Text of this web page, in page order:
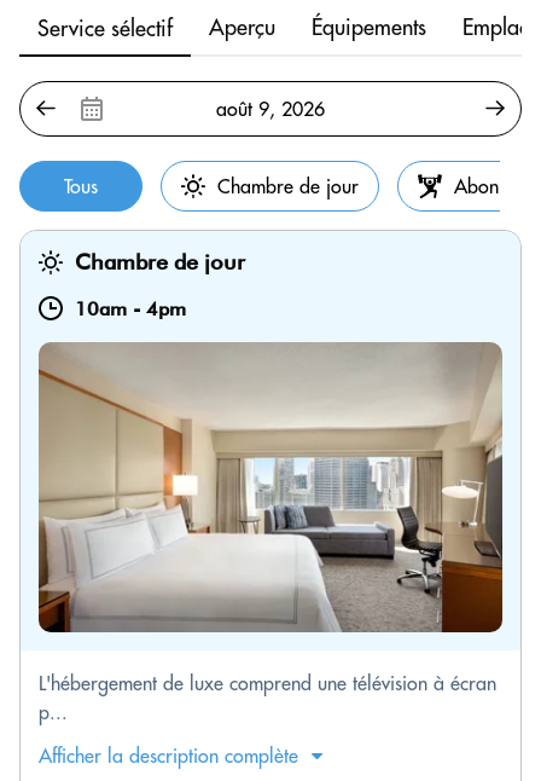
Service sélectif Aperçu Équipements
Tous Chambre de jour
Chambre de jour
10am - 4pm
L'hébergement de luxe comprend une télévision à écran
p...
Afficher la description complète